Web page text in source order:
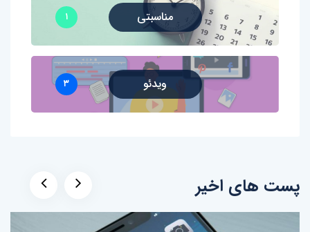
مناسبتی ۱
ویدئو ۳
پست های اخیر